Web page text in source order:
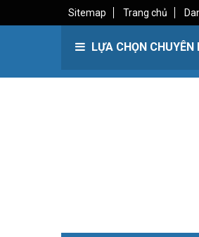
Sitemap Trang chủ
LỰA CHỌN CHUYÊN